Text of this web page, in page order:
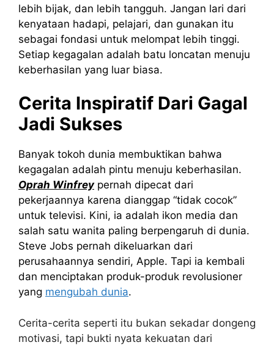
lebih bijak, dan lebih tangguh. Jangan lari dari
kenyataan hadapi, pelajari, dan gunakan itu
sebagai fondasi untuk melompat lebih tinggi.
Setiap kegagalan adalah batu loncatan menuju
keberhasilan yang luar biasa.
Cerita Inspiratif Dari Gagal
Jadi Sukses
Banyak tokoh dunia membuktikan bahwa
kegagalan adalah pintu menuju keberhasilan.
Oprah Winfreypernah dipecat dari
pekerjaannya karena dianggap “tidak cocok”
untuk televisi. Kini, ia adalah ikon media dan
salah satu wanita paling berpengaruh di dunia.
Steve Jobs pernah dikeluarkan dari
perusahaannya sendiri, Apple. Tapi ia kembali
dan menciptakan produk-produk revolusioner
yang mengubah dunia.
Cerita-cerita seperti itu bukan sekadar dongeng
motivasi, tapi bukti nyata kekuatan dari